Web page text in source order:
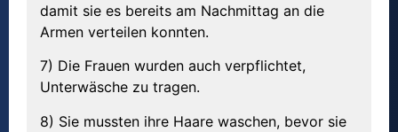
damit sie es bereits am Nachmittag an die
Armen verteilen konnten.
7) Die Frauen wurden auch verpflichtet,
Unterwäsche zu tragen.
8) Sie mussten ihre Haare waschen, bevor sie